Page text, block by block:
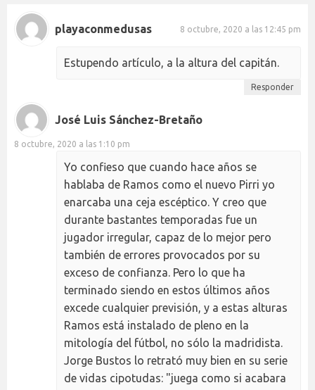
playaconmedusas 8 octubre, 2020 a las 12:45 pm
Estupendo artículo, a la altura del capitán.
Responder
José Luis Sánchez-Bretaño
8 octubre, 2020 a las 1:10 pm
Yo confieso que cuando hace años se
hablaba de Ramos como el nuevo Pirri yo
enarcaba una ceja escéptico. Y creo que
durante bastantes temporadas fue un
jugador irregular, capaz de lo mejor pero
también de errores provocados por su
exceso de confianza. Pero lo que ha
terminado siendo en estos últimos años
excede cualquier previsión, y a estas alturas
Ramos está instalado de pleno en la
mitología del fútbol, no sólo la madridista.
Jorge Bustos lo retrató muy bien en su serie
de vidas cipotudas: "juega como si acabara